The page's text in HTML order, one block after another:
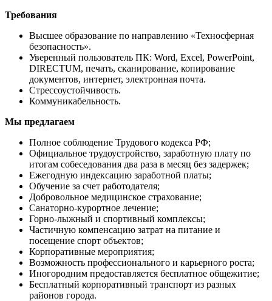
Требования
Высшее образование по направлению «Техносферная
безопасность».
Уверенный пользователь ПК: Word, Excel, PowerPoint,
DIRECTUM, печать, сканирование, копирование
документов, интернет, электронная почта.
Стрессоустойчивость.
Коммуникабельность.
Мы предлагаем
Полное соблюдение Трудового кодекса РФ;
Официальное трудоустройство, заработную плату по
итогам собеседования два раза в месяц без задержек;
Ежегодную индексацию заработной платы;
Обучение за счет работодателя;
Добровольное медицинское страхование;
Санаторно-курортное лечение;
Горно-лыжный и спортивный комплексы;
Частичную компенсацию затрат на питание и
посещение спорт объектов;
Корпоративные мероприятия;
Возможность профессионального и карьерного роста;
Иногородним предоставляется бесплатное общежитие;
Бесплатный корпоративный транспорт из разных
районов города.